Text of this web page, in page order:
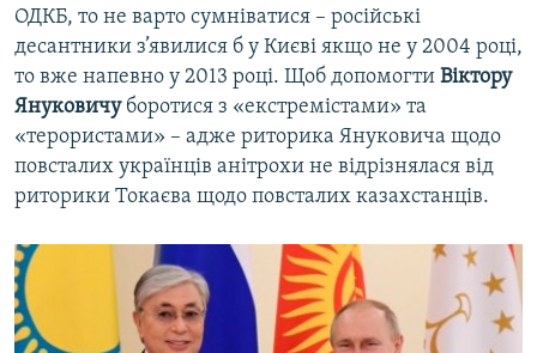
ОДКБ, то не варто сумніватися – російські
десантники з’явилися б у Києві якщо не у 2004 році,
то вже напевно у 2013 році. Щоб допомогти Віктору
Януковичуборотися з «екстремістами» та
«терористами» – адже риторика Януковича щодо
повсталих українців анітрохи не відрізнялася від
риторики Токаєва щодо повсталих казахстанців.